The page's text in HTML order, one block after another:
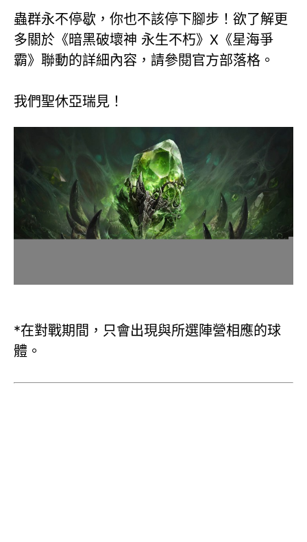
蟲群永不停歇，你也不該停下腳步！欲了解更
多關於《暗黑破壞神 永生不朽》X《星海爭
霸》聯動的詳細內容，請參閱官方部落格。
我們聖休亞瑞見！
*在對戰期間，只會出現與所選陣營相應的球
體。